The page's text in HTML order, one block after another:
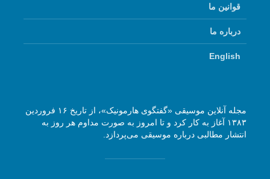
قوانین ما
درباره ما
English
مجله آنلاین موسیقی «گفتگوی هارمونیک»، از تاریخ ۱۶ فروردین
۱۳۸۳ آغاز به کار کرد و تا امروز به صورت مداوم هر روز به
انتشار مطالبی درباره موسیقی می‌پردازد.